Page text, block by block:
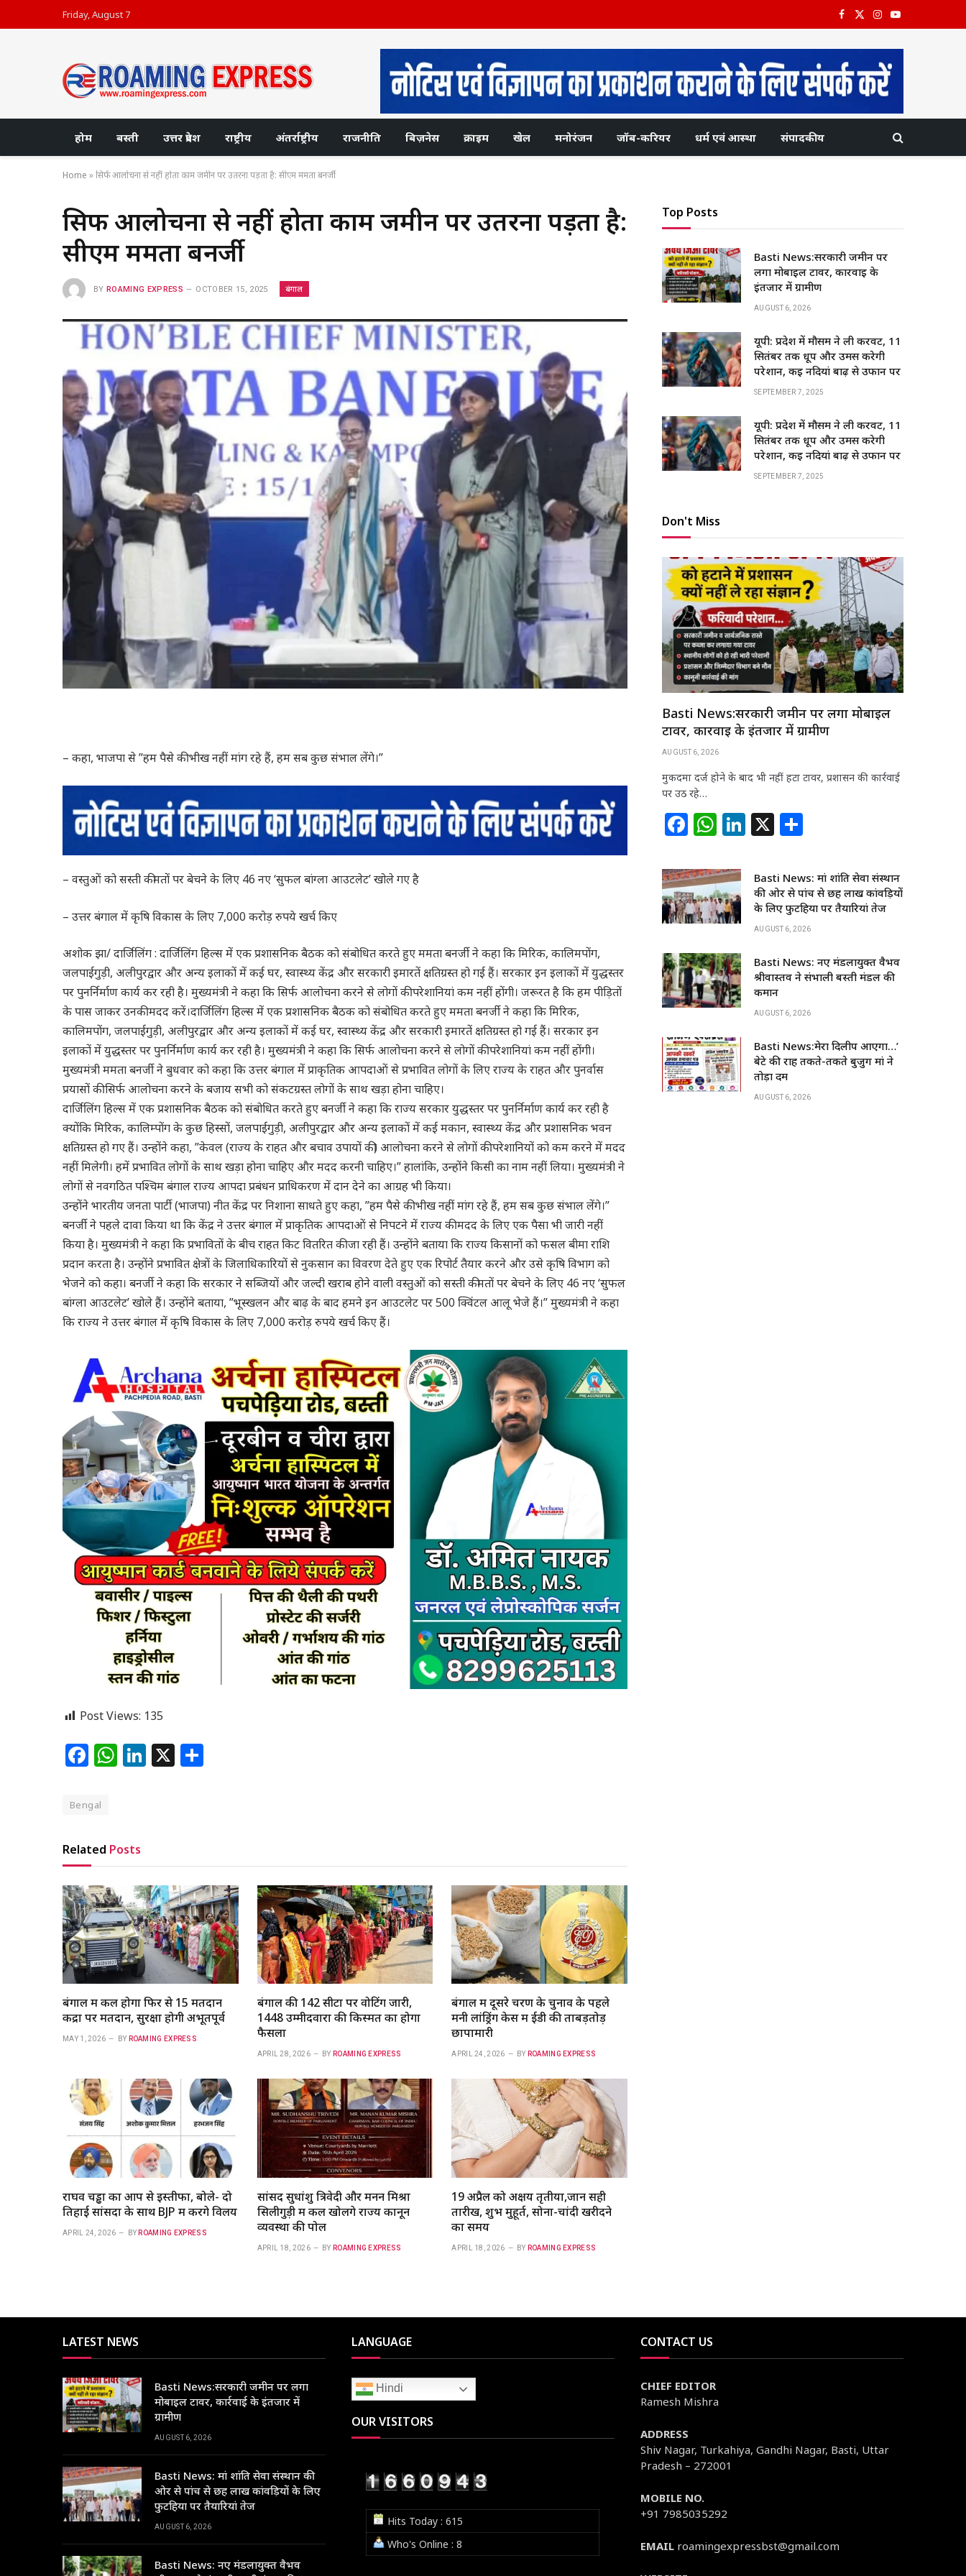
Friday, August 7 Facebook
X
Instagram
YouTube
होम बस्ती उत्तर प्रदेश राष्ट्रीय अंतर्राष्ट्रीय राजनीति बिज़नेस क्राइम खेल मनोरंजन जॉब-करियर धर्म एवं आस्था संपादकीय
Home »सिर्फ आलोचना से नहीं होता काम जमीन पर उतरना पड़ता है: सीएम ममता बनर्जी
सिर्फ आलोचना से नहीं होता काम जमीन पर उतरना पड़ता है:
सीएम ममता बनर्जी
BY ROAMING EXPRESS OCTOBER 15, 2025 बंगाल
– कहा, भाजपा से ”हम पैसे की भीख नहीं मांग रहे हैं, हम सब कुछ संभाल लेंगे।”
– वस्तुओं को सस्ती कीमतों पर बेचने के लिए 46 नए ‘सुफल बांग्ला आउटलेट’ खोले गए है
– उत्तर बंगाल में कृषि विकास के लिए 7,000 करोड़ रुपये खर्च किए
अशोक झा/ दार्जिलिंग : दार्जिलिंग हिल्स में एक प्रशासनिक बैठक को संबोधित करते हुए ममता बनर्जी ने कहा कि मिरिक, कालिमपोंग,
जलपाईगुड़ी, अलीपुरद्वार और अन्य इलाकों में कई घर, स्वास्थ्य केंद्र और सरकारी इमारतें क्षतिग्रस्त हो गई हैं। सरकार इन इलाकों में युद्धस्तर
पर पुनर्निर्माण कार्य कर रही है। मुख्यमंत्री ने कहा कि सिर्फ आलोचना करने से लोगों की परेशानियां कम नहीं होंगी। जरूरत है कि हम पीड़ितों
के पास जाकर उनकी मदद करें।दार्जिलिंग हिल्स में एक प्रशासनिक बैठक को संबोधित करते हुए ममता बनर्जी ने कहा कि मिरिक,
कालिमपोंग, जलपाईगुड़ी, अलीपुरद्वार और अन्य इलाकों में कई घर, स्वास्थ्य केंद्र और सरकारी इमारतें क्षतिग्रस्त हो गई हैं। सरकार इन
इलाकों में युद्धस्तर पर पुनर्निर्माण कार्य कर रही है। मुख्यमंत्री ने कहा कि सिर्फ आलोचना करने से लोगों की परेशानियां कम नहीं होंगी।
मुख्यमंत्री ममता बनर्जी ने बुधवार को कहा कि उत्तर बंगाल में प्राकृतिक आपदाओं से प्रभावित लोगों के लिए राज्य के राहत और पुनर्वास
प्रयासों की सिर्फ आलोचना करने के बजाय सभी को संकटग्रस्त लोगों के साथ खड़ा होना चाहिए।
दार्जिलिंग हिल्स में एक प्रशासनिक बैठक को संबोधित करते हुए बनर्जी ने कहा कि राज्य सरकार युद्धस्तर पर पुनर्निर्माण कार्य कर रही है
क्योंकि मिरिक, कालिम्पोंग के कुछ हिस्सों, जलपाईगुड़ी, अलीपुरद्वार और अन्य इलाकों में कई मकान, स्वास्थ्य केंद्र और प्रशासनिक भवन
क्षतिग्रस्त हो गए हैं। उन्होंने कहा, ”केवल (राज्य के राहत और बचाव उपायों की) आलोचना करने से लोगों की परेशानियों को कम करने में मदद
नहीं मिलेगी। हमें प्रभावित लोगों के साथ खड़ा होना चाहिए और मदद करनी चाहिए।” हालांकि, उन्होंने किसी का नाम नहीं लिया। मुख्यमंत्री ने
लोगों से नवगठित पश्चिम बंगाल राज्य आपदा प्रबंधन प्राधिकरण में दान देने का आग्रह भी किया।
उन्होंने भारतीय जनता पार्टी (भाजपा) नीत केंद्र पर निशाना साधते हुए कहा, ”हम पैसे की भीख नहीं मांग रहे हैं, हम सब कुछ संभाल लेंगे।”
बनर्जी ने पहले दावा किया था कि केंद्र ने उत्तर बंगाल में प्राकृतिक आपदाओं से निपटने में राज्य की मदद के लिए एक पैसा भी जारी नहीं
किया है। मुख्यमंत्री ने कहा कि प्रभावितों के बीच राहत किट वितरित की जा रही हैं। उन्होंने बताया कि राज्य किसानों को फसल बीमा राशि
प्रदान करता है। उन्होंने प्रभावित क्षेत्रों के जिलाधिकारियों से नुकसान का विवरण देते हुए एक रिपोर्ट तैयार करने और उसे कृषि विभाग को
भेजने को कहा। बनर्जी ने कहा कि सरकार ने सब्जियों और जल्दी खराब होने वाली वस्तुओं को सस्ती कीमतों पर बेचने के लिए 46 नए ‘सुफल
बांग्ला आउटलेट’ खोले हैं। उन्होंने बताया, ”भूस्खलन और बाढ़ के बाद हमने इन आउटलेट पर 500 क्विंटल आलू भेजे हैं।” मुख्यमंत्री ने कहा
कि राज्य ने उत्तर बंगाल में कृषि विकास के लिए 7,000 करोड़ रुपये खर्च किए हैं।
Post Views: 135
Facebook
WhatsApp
LinkedIn
X
Bengal
Related Posts
बंगाल में कल होगा फिर से 15 मतदान
केंद्रों पर मतदान, सुरक्षा होगी अभूतपूर्व
MAY 1, 2026 BY ROAMING EXPRESS
बंगाल की 142 सीटों पर वोटिंग जारी,
1448 उम्मीदवारों की किस्मत का होगा
फैसला
APRIL 28, 2026 BY ROAMING EXPRESS
बंगाल में दूसरे चरण के चुनाव के पहले
मनी लांड्रिंग केस में ईडी की ताबड़तोड़
छापामारी
APRIL 24, 2026 BY ROAMING EXPRESS
राघव चड्ढा का आप से इस्तीफा, बोले- दो
तिहाई सांसदों के साथ BJP में करेंगे विलय
APRIL 24, 2026 BY ROAMING EXPRESS
सांसद सुधांशु त्रिवेदी और मनन मिश्रा
सिलीगुड़ी में कल खोलेंगे राज्य कानून
व्यवस्था की पोल
APRIL 18, 2026 BY ROAMING EXPRESS
19 अप्रैल को अक्षय तृतीया,जानें सही
तारीख, शुभ मुहूर्त, सोना-चांदी खरीदने
का समय
APRIL 18, 2026 BY ROAMING EXPRESS
Top Posts
Basti News:सरकारी जमीन पर
लगा मोबाइल टावर, कार्रवाई के
इंतजार में ग्रामीण
AUGUST 6, 2026
यूपी: प्रदेश में मौसम ने ली करवट, 11
सितंबर तक धूप और उमस करेगी
परेशान, कई नदियां बाढ़ से उफान पर
SEPTEMBER 7, 2025
यूपी: प्रदेश में मौसम ने ली करवट, 11
सितंबर तक धूप और उमस करेगी
परेशान, कई नदियां बाढ़ से उफान पर
SEPTEMBER 7, 2025
Don't Miss
Basti News:सरकारी जमीन पर लगा मोबाइल
टावर, कार्रवाई के इंतजार में ग्रामीण
AUGUST 6, 2026
मुकदमा दर्ज होने के बाद भी नहीं हटा टावर, प्रशासन की कार्रवाई
पर उठ रहे…
F
c
e
b
o
k
W
at
s
A
p
Li
k
e
dI
n
X
ar
e
Basti News: मां शांति सेवा संस्थान
की ओर से पांच से छह लाख कांवड़ियों
के लिए फुटहिया पर तैयारियां तेज
AUGUST 6, 2026
Basti News: नए मंडलायुक्त वैभव
श्रीवास्तव ने संभाली बस्ती मंडल की
कमान
AUGUST 6, 2026
Basti News:मेरा दिलीप आएगा…’
बेटे की राह तकते-तकते बुजुर्ग मां ने
तोड़ा दम
AUGUST 6, 2026
LATEST NEWS
Basti News:सरकारी जमीन पर लगा
मोबाइल टावर, कार्रवाई के इंतजार में
ग्रामीण
AUGUST 6, 2026
Basti News: मां शांति सेवा संस्थान की
ओर से पांच से छह लाख कांवड़ियों के लिए
फुटहिया पर तैयारियां तेज
AUGUST 6, 2026
Basti News: नए मंडलायुक्त वैभव
LANGUAGE
Hindi
OUR VISITORS
Hits Today : 615
Who's Online : 8
CONTACT US
CHIEF EDITOR
Ramesh Mishra
ADDRESS
Shiv Nagar, Turkahiya, Gandhi Nagar, Basti, Uttar
Pradesh – 272001
MOBILE NO.
+91 7985035292
EMAILroamingexpressbst@gmail.com